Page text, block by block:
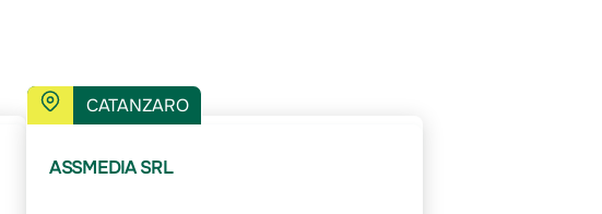
CATANZARO
ASSMEDIA SRL